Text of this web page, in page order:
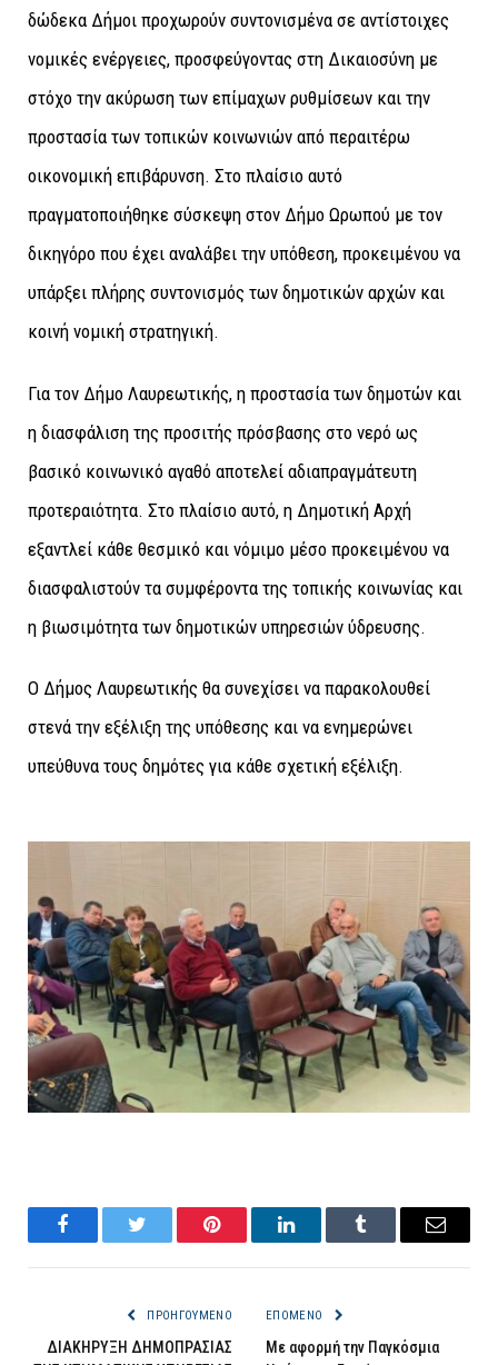
δώδεκα Δήμοι προχωρούν συντονισμένα σε αντίστοιχες
νομικές ενέργειες, προσφεύγοντας στη Δικαιοσύνη με
στόχο την ακύρωση των επίμαχων ρυθμίσεων και την
προστασία των τοπικών κοινωνιών από περαιτέρω
οικονομική επιβάρυνση. Στο πλαίσιο αυτό
πραγματοποιήθηκε σύσκεψη στον Δήμο Ωρωπού με τον
δικηγόρο που έχει αναλάβει την υπόθεση, προκειμένου να
υπάρξει πλήρης συντονισμός των δημοτικών αρχών και
κοινή νομική στρατηγική.
Για τον Δήμο Λαυρεωτικής, η προστασία των δημοτών και
η διασφάλιση της προσιτής πρόσβασης στο νερό ως
βασικό κοινωνικό αγαθό αποτελεί αδιαπραγμάτευτη
προτεραιότητα. Στο πλαίσιο αυτό, η Δημοτική Αρχή
εξαντλεί κάθε θεσμικό και νόμιμο μέσο προκειμένου να
διασφαλιστούν τα συμφέροντα της τοπικής κοινωνίας και
η βιωσιμότητα των δημοτικών υπηρεσιών ύδρευσης.
Ο Δήμος Λαυρεωτικής θα συνεχίσει να παρακολουθεί
στενά την εξέλιξη της υπόθεσης και να ενημερώνει
υπεύθυνα τους δημότες για κάθε σχετική εξέλιξη.
FacebookTwitter Pinterest LinkedInTumblr Email
ΠΡΟΗΓΟΎΜΕΝΟ
ΔΙΑΚΗΡΥΞΗ ΔΗΜΟΠΡΑΣΙΑΣ
ΕΠΌΜΕΝΟ
Με αφορμή την Παγκόσμια